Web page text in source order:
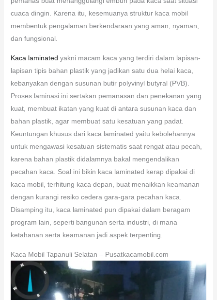
cuaca dingin. Karena itu, kesemuanya struktur kaca mobil
membentuk pengalaman berkendaraan yang aman, nyaman,
dan fungsional.
Kaca laminated yakni macam kaca yang terdiri dalam lapisan-
lapisan tipis bahan plastik yang jadikan satu dua helai kaca,
kebanyakan dengan susunan butir polyvinyl butyral (PVB).
Proses laminasi ini sertakan pemanasan dan penekanan yang
kuat, membuat ikatan yang kuat di antara susunan kaca dan
bahan plastik, agar membuat satu kesatuan yang padat.
Keuntungan khusus dari kaca laminated yaitu kebolehannya
untuk mengawasi kesatuan sistematis saat rengat atau pecah,
karena bahan plastik didalamnya bakal mengendalikan
pecahan kaca. Soal ini bikin kaca laminated kerap dipakai di
kaca mobil, terhitung kaca depan, buat menaikkan keamanan
dengan kurangi resiko cedera gara-gara pecahan kaca.
Disamping itu, kaca laminated pun dipakai dalam beragam
program lain, seperti bangunan serta industri, di mana
ketahanan serta keamanan jadi aspek terpenting.
Kaca Mobil Tapanuli Selatan – Pusatkacamobil.com